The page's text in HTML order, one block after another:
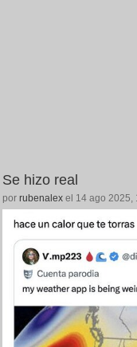
Se hizo real
por rubenalex el 14 ago 2025,